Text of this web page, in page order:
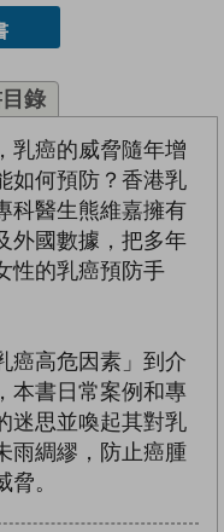
錄
乳癌的威脅隨年增
如何預防？香港乳
科醫生熊維嘉擁有
外國數據，把多年
性的乳癌預防手
癌高危因素」到介
本書日常案例和專
迷思並喚起其對乳
雨綢繆，防止癌腫
。